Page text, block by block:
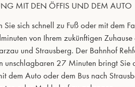
MIT DEN ÖFFIS UND DEM AUTO
sich schnell zu Fuß oder mit dem
von Ihrem zukünftigen
und Strausberg. Der Bahnhof
unschlagbaren 27 Minuten bringt Sie
dem Auto oder dem Bus nach